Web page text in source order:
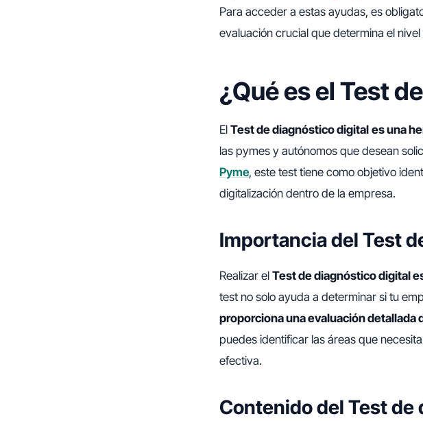
Para acceder a estas ayudas, es
evaluación crucial que determina el
¿Qué es el Test
El Test de diagnóstico digital es una
las pymes y autónomos que desean
Pyme, este test tiene como objetivo
digitalización dentro de la empresa.
Importancia del Test
Realizar el Test de diagnóstico digital
test no solo ayuda a determinar si tu
proporciona una evaluación detallada
puedes identificar las áreas que
efectiva.
Contenido del Test